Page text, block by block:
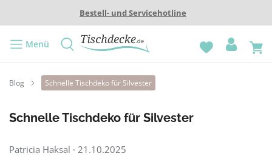
Bestell- und Servicehotline
Menü
Blog Schnelle Tischdeko für Silvester
Schnelle Tischdeko für Silvester
Patricia Haksal · 21.10.2025